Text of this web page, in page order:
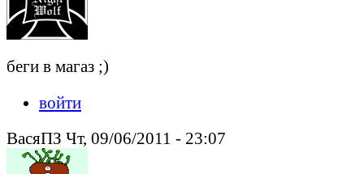
беги в магаз ;)
войти
ВасяПЗ Чт, 09/06/2011 - 23:07